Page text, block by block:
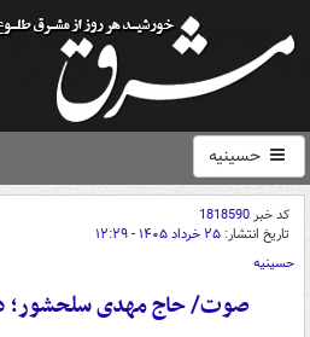
حسینیه
کد خبر1818590
تاریخ انتشار: ۲۵ خرداد ۱۴۰۵ - ۱۲:۲۹
حسینیه
صوت/ حاج مهدی سلحشور؛ دهه